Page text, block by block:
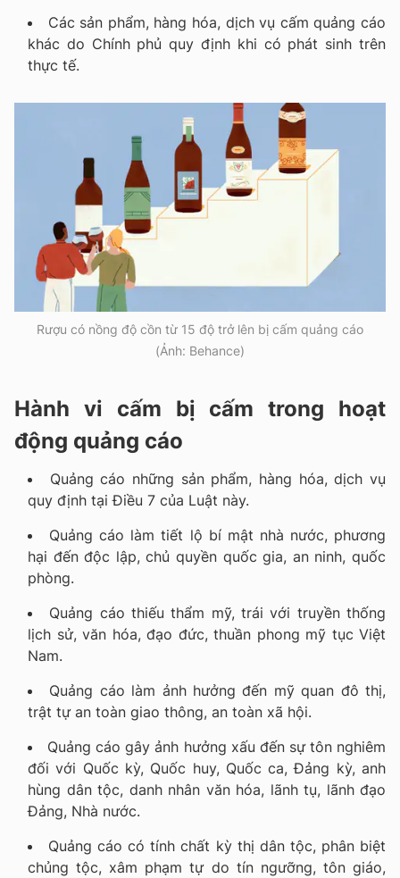
Các sản phẩm, hàng hóa, dịch vụ cấm quảng cáo
khác do Chính phủ quy định khi có phát sinh trên
thực tế.
Rượu có nồng độ cồn từ 15 độ trở lên bị cấm quảng cáo
(Ảnh: Behance)
Hành vi cấm bị cấm trong hoạt
động quảng cáo
Quảng cáo những sản phẩm, hàng hóa, dịch vụ
quy định tại Điều 7 của Luật này.
Quảng cáo làm tiết lộ bí mật nhà nước, phương
hại đến độc lập, chủ quyền quốc gia, an ninh, quốc
phòng.
Quảng cáo thiếu thẩm mỹ, trái với truyền thống
lịch sử, văn hóa, đạo đức, thuần phong mỹ tục Việt
Nam.
Quảng cáo làm ảnh hưởng đến mỹ quan đô thị,
trật tự an toàn giao thông, an toàn xã hội.
Quảng cáo gây ảnh hưởng xấu đến sự tôn nghiêm
đối với Quốc kỳ, Quốc huy, Quốc ca, Đảng kỳ, anh
hùng dân tộc, danh nhân văn hóa, lãnh tụ, lãnh đạo
Đảng, Nhà nước.
Quảng cáo có tính chất kỳ thị dân tộc, phân biệt
chủng tộc, xâm phạm tự do tín ngưỡng, tôn giáo,